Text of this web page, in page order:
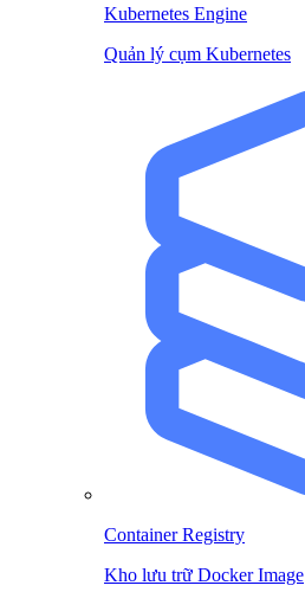
Kubernetes Engine
Quản lý cụm Kubernetes
Container Registry
Kho lưu trữ Docker Image